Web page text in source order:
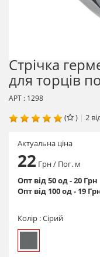
Стрічка
для торців
АРТ : 1298
( ) | 2
Актуальна ціна
22 Грн/ Пог. м
Опт від 50 од - 20 Грн
Опт від 100 од - 19
Колір :Сірий